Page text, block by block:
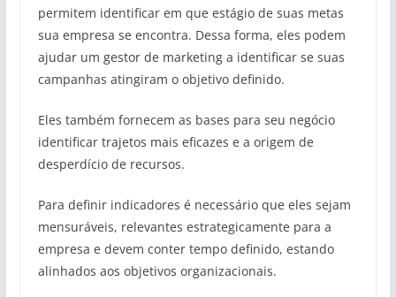
permitem identificar em que estágio de suas metas
sua empresa se encontra. Dessa forma, eles podem
ajudar um gestor de marketing a identificar se suas
campanhas atingiram o objetivo definido.
Eles também fornecem as bases para seu negócio
identificar trajetos mais eficazes e a origem de
desperdício de recursos.
Para definir indicadores é necessário que eles sejam
mensuráveis, relevantes estrategicamente para a
empresa e devem conter tempo definido, estando
alinhados aos objetivos organizacionais.